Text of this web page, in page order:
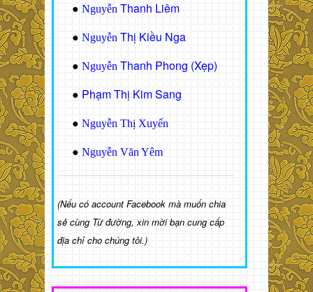
● Nguyễn Thanh Liêm
● Nguyễn Thị Kiều Nga
● Nguyễn Thanh Phong (Xẹp)
● Phạm Thị Kim Sang
● Nguyễn Thị Xuyến
● Nguyễn Văn Yêm
(Nếu có account Facebook mà muốn chia
sẻ cùng Từ đường, xin mời bạn cung cấp
địa chỉ cho chúng tôi.)